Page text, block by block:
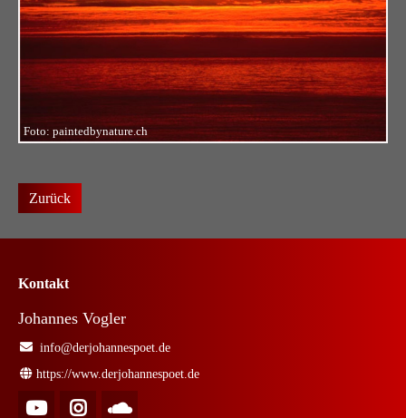
Foto: paintedbynature.ch
Zurück
Kontakt
Johannes Vogler
info@derjohannespoet.de
https://www.derjohannespoet.de